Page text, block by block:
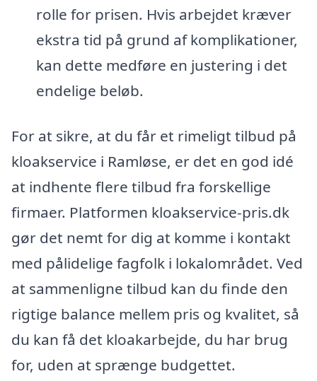
rolle for prisen. Hvis arbejdet kræver
ekstra tid på grund af komplikationer,
kan dette medføre en justering i det
endelige beløb.
For at sikre, at du får et rimeligt tilbud på
kloakservice i Ramløse, er det en god idé
at indhente flere tilbud fra forskellige
firmaer. Platformen kloakservice-pris.dk
gør det nemt for dig at komme i kontakt
med pålidelige fagfolk i lokalområdet. Ved
at sammenligne tilbud kan du finde den
rigtige balance mellem pris og kvalitet, så
du kan få det kloakarbejde, du har brug
for, uden at sprænge budgettet.